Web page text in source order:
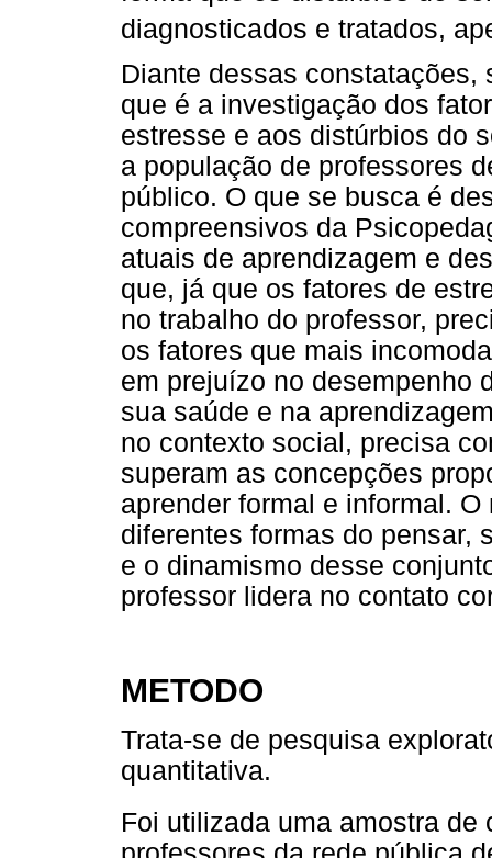
diagnosticados e tratados,
Diante dessas constatações,
que é a investigação dos
estresse e aos distúrbios do
a população de professores
público. O que se busca é
compreensivos da
atuais de aprendizagem e
que, já que os fatores de
no trabalho do professor,
os fatores que mais
em prejuízo no desempenho
sua saúde e na
no contexto social, precisa
superam as concepções
aprender formal e informal.
diferentes formas do pensar,
e o dinamismo desse
professor lidera no contato
METODO
Trata-se de pesquisa
quantitativa.
Foi utilizada uma amostra de